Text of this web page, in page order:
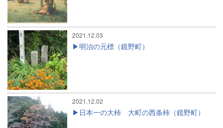
2021.12.03
明治の元標（鏡野町）
2021.12.02
日本一の大柿 大町の西条柿（鏡野町）